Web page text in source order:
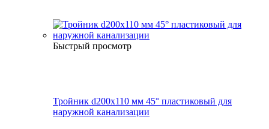
Быстрый просмотр
Тройник d200х110 мм 45° пластиковый для
наружной канализации